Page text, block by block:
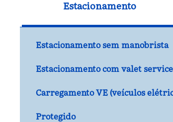
Estacionamento
Estacionamento sem manobrista
Estacionamento com valet service
Carregamento VE (veículos
Protegido